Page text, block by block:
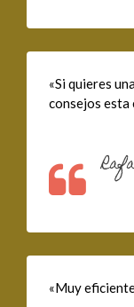
«Si quieres
consejos esta
«Muy